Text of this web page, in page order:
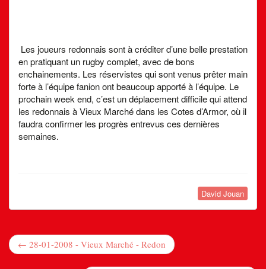
Les joueurs redonnais sont à créditer d’une belle prestation
en pratiquant un rugby complet, avec de bons
enchainements. Les réservistes qui sont venus prêter main
forte à l’équipe fanion ont beaucoup apporté à l’équipe. Le
prochain week end, c’est un déplacement difficile qui attend
les redonnais à Vieux Marché dans les Cotes d’Armor, où il
faudra confirmer les progrès entrevus ces dernières
semaines.
David Jouan
← 28-01-2008 - Vieux Marché - Redon